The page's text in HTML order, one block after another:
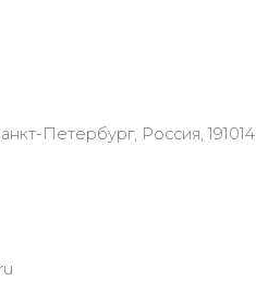
Петербург, Россия, 191014